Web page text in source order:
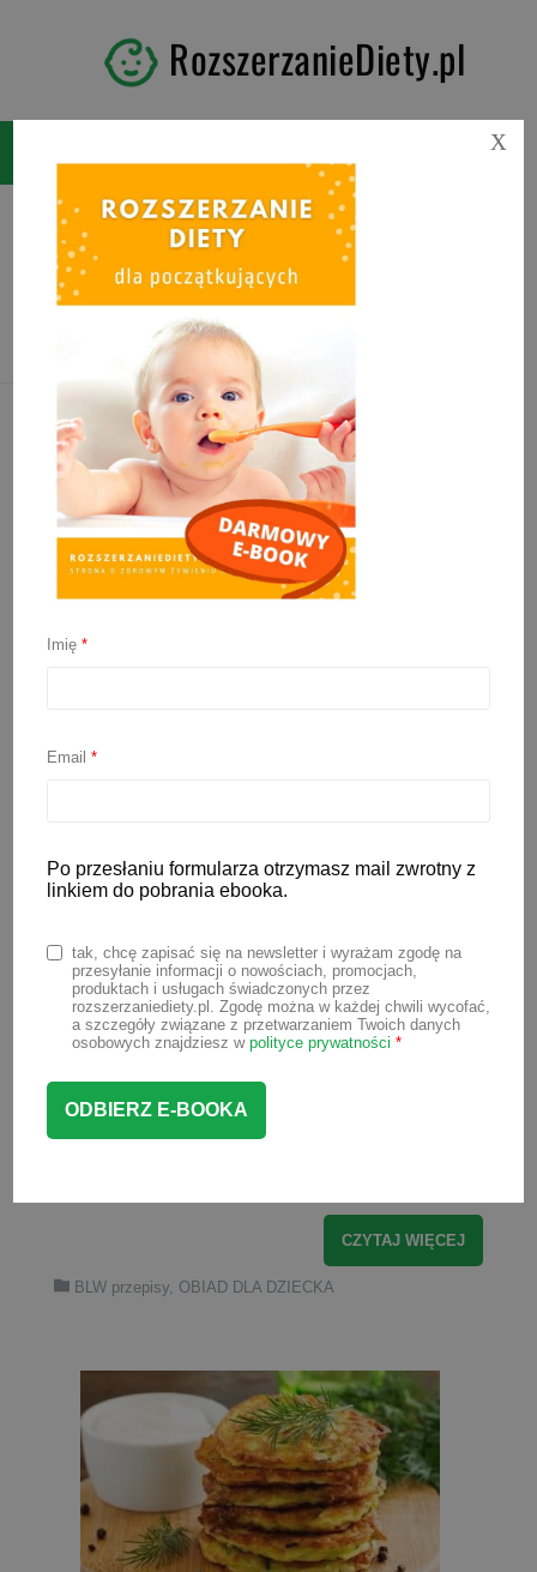
RozszerzanieDiety.pl
Kategoria:OBIAD DLA
DZIECKA
mielonego
Pieczeń z mięsa mielonego to
pieczeni mięsnej. Jest miękka i
soczysta. W trakcie przygotowywania
tego dania nie używamy soli, co czyni je
idealnym posiłkiem dla niemowląt w
czasie rozszerzania diety. Pieczeń z
mięsa mielonego to świetna propozycja
CZYTAJ WIĘCEJ
BLW przepisy, OBIAD DLA DZIECKA
Imię*
Email*
Po przesłaniu formularza otrzymasz mail zwrotny z
linkiem do pobrania ebooka.
tak, chcę zapisać się na newsletter i wyrażam zgodę na
przesyłanie informacji o nowościach, promocjach,
produktach i usługach świadczonych przez
rozszerzaniediety.pl. Zgodę można w każdej chwili wycofać,
a szczegóły związane z przetwarzaniem Twoich danych
osobowych znajdziesz w polityce prywatności *
X